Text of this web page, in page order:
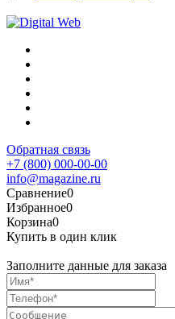
Обратная связь
+7 (800) 000-00-00
info@magazine.ru
Сравнение0
Избранное0
Корзина0
Купить в один клик
Заполните данные для заказа